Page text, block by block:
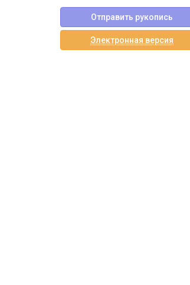
Отправить рукопись
Электронная версия